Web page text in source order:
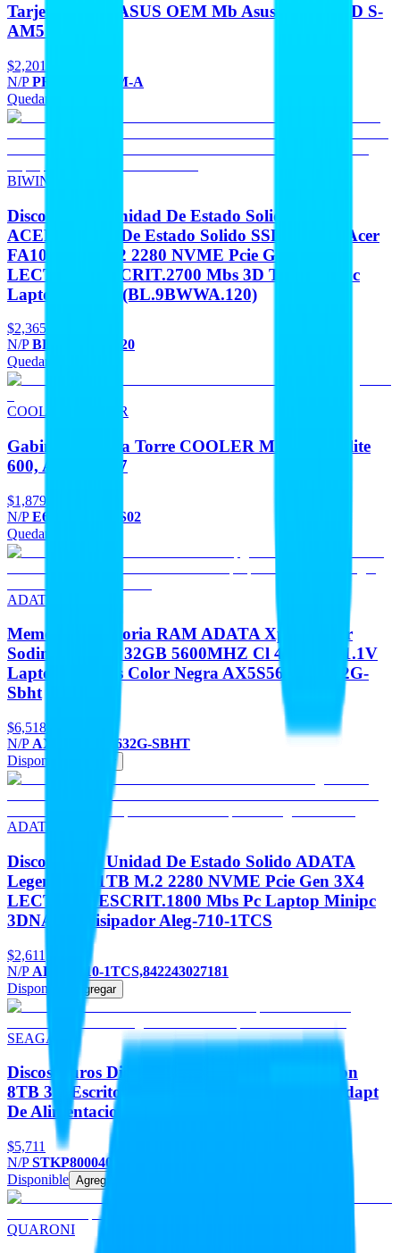
Tarjeta Madre ASUS OEM Mb Asus B840 AMD S-
AM5 9A Gen
$2,201
N/PPRIME B840M-A
Quedan 5
BIWIN ACER
Discos Duros Unidad De Estado Solido BIWIN
ACER Unidad De Estado Solido SSD Interno Acer
FA100 1TB M.2 2280 NVME Pcie Gen 3X4
LECT.3300 ESCRIT.2700 Mbs 3D Tlc Nand Pc
Laptop Minipc (BL.9BWWA.120)
$2,365
N/PBL.9BWWA.120
Quedan 3
COOLER MASTER
Gabinetes Media Torre COOLER MASTER Elite
600, Argb Fan 7
$1,879
N/PE600-WGNN-S02
Quedan 2
ADATA
Memorias Memoria RAM ADATA Xpg Hunter
Sodimm DDR5 32GB 5600MHZ Cl 46-45-45 1.1V
Laptop Gamers Color Negra AX5S5600C4632G-
Sbht
$6,518
N/P AX5S5600C4632G-SBHT
Disponible
Agregar
ADATA
Discos Duros Unidad De Estado Solido ADATA
Legend 710 1TB M.2 2280 NVME Pcie Gen 3X4
LECT.2400 ESCRIT.1800 Mbs Pc Laptop Minipc
3DNAND Disipador Aleg-710-1TCS
$2,611
N/P ALEG-710-1TCS,842243027181
Disponible
Agregar
SEAGATE
Discos Duros Disco Duro SEAGATE Expansion
8TB 3.5 Escritorio USB 3.0 Negro Win Mac Adapt
De Alimentacion
$5,711
N/PSTKP8000400
Disponible Agregar
QUARONI